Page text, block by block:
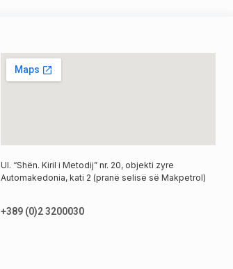
Ul. “Shën. Kiril i Metodij” nr. 20, objekti zyre
Automakedonia, kati 2 (pranë selisë së Makpetrol)
+389 (0)2 3200030